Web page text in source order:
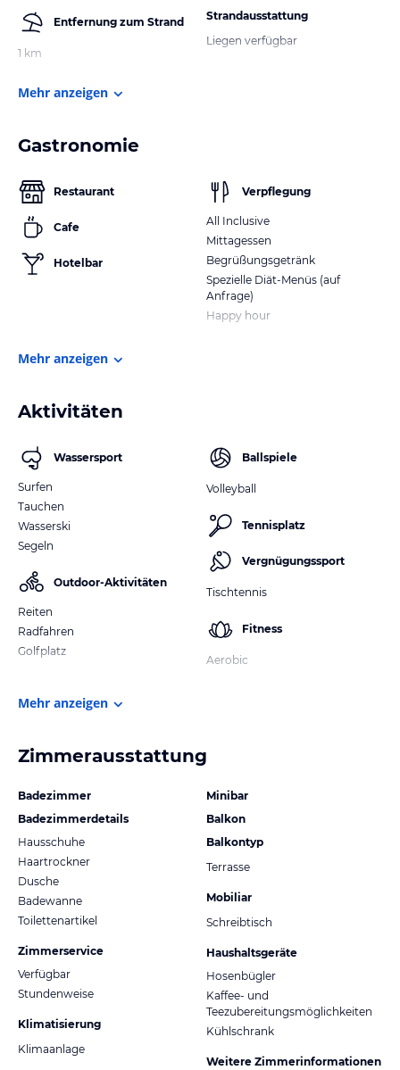
Entfernung zum Strand
1 km
Strandausstattung
Liegen verfügbar
Mehr anzeigen
Gastronomie
Restaurant
Cafe
Hotelbar
Verpflegung
All Inclusive
Mittagessen
Begrüßungsgetränk
Spezielle Diät-Menüs (auf
Anfrage)
Happy hour
Mehr anzeigen
Aktivitäten
Wassersport
Surfen
Tauchen
Wasserski
Segeln
Outdoor-Aktivitäten
Reiten
Radfahren
Golfplatz
Ballspiele
Volleyball
Tennisplatz
Vergnügungssport
Tischtennis
Fitness
Aerobic
Mehr anzeigen
Zimmerausstattung
Badezimmer
Badezimmerdetails
Hausschuhe
Haartrockner
Dusche
Badewanne
Toilettenartikel
Zimmerservice
Verfügbar
Stundenweise
Klimatisierung
Klimaanlage
Minibar
Balkon
Balkontyp
Terrasse
Mobiliar
Schreibtisch
Haushaltsgeräte
Hosenbügler
Kaffee- und
Teezubereitungsmöglichkeiten
Kühlschrank
Weitere Zimmerinformationen